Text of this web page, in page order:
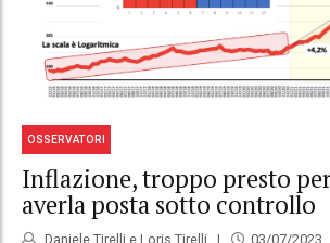
OSSERVATORI
Inflazione, troppo presto
averla posta sotto controllo
Daniele Tirelli e Loris Tirelli 03/07/2023